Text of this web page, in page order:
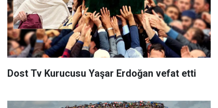
Dost Tv Kurucusu Yaşar Erdoğan vefat etti